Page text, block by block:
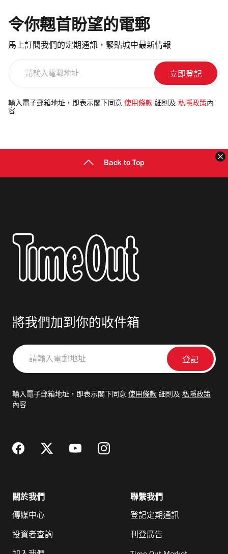
令你翹首盼望的電郵
馬上訂閱我們的定期通訊，緊貼城中最新情報
電
郵
輸入電子郵箱地址，即表示閣下同意 使用條款 細則及 私隱政策 內
容
Back to Top
將我們加到你的收件箱
請
輸
郵
輸入電子郵箱地址，即表示閣下同意 使用條款 細則及 私隱政策
內容
關於我們
傳媒中心
投資者查詢
聯繫我們
登記定期通訊
刊登廣告